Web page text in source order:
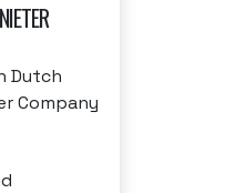
Dutch
Company